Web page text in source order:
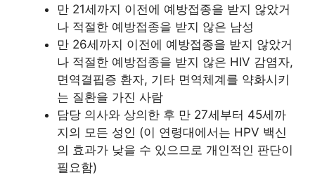
만 21세까지 이전에 예방접종을 받지 않았거
나 적절한 예방접종을 받지 않은 남성
만 26세까지 이전에 예방접종을 받지 않았거
나 적절한 예방접종을 받지 않은 HIV 감염자,
면역결핍증 환자, 기타 면역체계를 약화시키
는 질환을 가진 사람
담당 의사와 상의한 후 만 27세부터 45세까
지의 모든 성인 (이 연령대에서는 HPV 백신
의 효과가 낮을 수 있으므로 개인적인 판단이
필요함)